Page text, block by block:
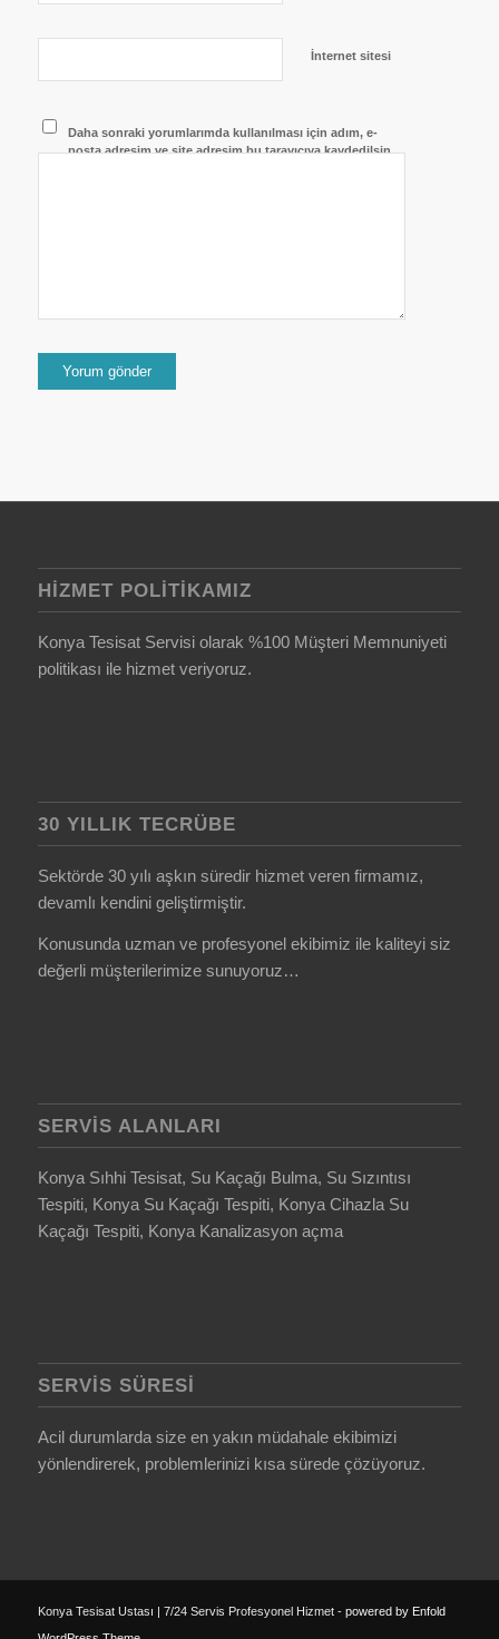
İnternet sitesi
Daha sonraki yorumlarımda kullanılması için adım, e-
posta adresim ve site adresim bu tarayıcıya kaydedilsin.
HIZMET POLITIKAMIZ
Konya Tesisat Servisi olarak %100 Müşteri Memnuniyeti
politikası ile hizmet veriyoruz.
30 YILLIK TECRÜBE
Sektörde 30 yılı aşkın süredir hizmet veren firmamız,
devamlı kendini geliştirmiştir.
Konusunda uzman ve profesyonel ekibimiz ile kaliteyi siz
değerli müşterilerimize sunuyoruz…
SERVIS ALANLARI
Konya Sıhhi Tesisat, Su Kaçağı Bulma, Su Sızıntısı
Tespiti, Konya Su Kaçağı Tespiti, Konya Cihazla Su
Kaçağı Tespiti, Konya Kanalizasyon açma
SERVIS SÜRESI
Acil durumlarda size en yakın müdahale ekibimizi
yönlendirerek, problemlerinizi kısa sürede çözüyoruz.
Konya Tesisat Ustası | 7/24 Servis Profesyonel Hizmet - powered by Enfold